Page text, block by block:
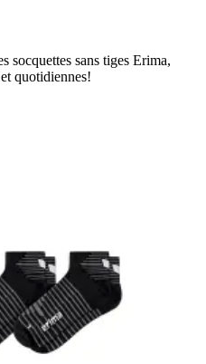
socquettes sans tiges Erima,
quotidiennes!